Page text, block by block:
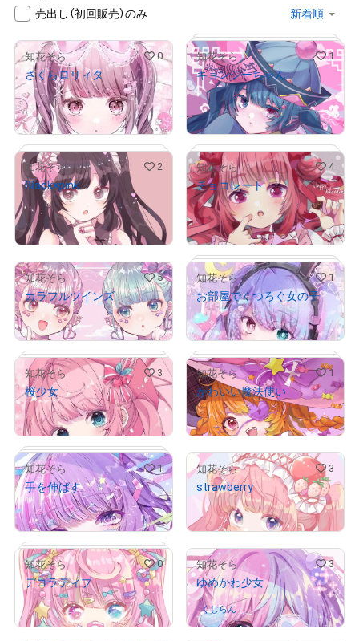
売出し（初回販売）のみ
知花そら 0
さくらロリィタ
¥ 15,000
売出し（初回販売）
# 3/3
知花そら 1
キョンシーちゃん
¥12,000
売出し（初回販売）
# 5/10
知花そら 2
Black×pink
¥7,000
売出し（初回販売）
# 4/10
知花そら 4
チョコレート
¥7,000
売出し（初回販売）
知花そら 5
カラフルツインズ
¥28,000
# 1/3
知花そら 1
お部屋でくつろぐ女の子
¥20,000
# 2/3
知花そら 3
桜少女
¥ 30,000
# 3/3
知花そら 1
かわいい魔法使い
¥13,800
# 1/5
知花そら 1
手を伸ばす
¥25,000
知花そら 3
strawberry
¥50,000
知花そら 0
デコラティブ
¥3,000
知花そら 3
ゆめかわ少女
くじらんさんが保有中